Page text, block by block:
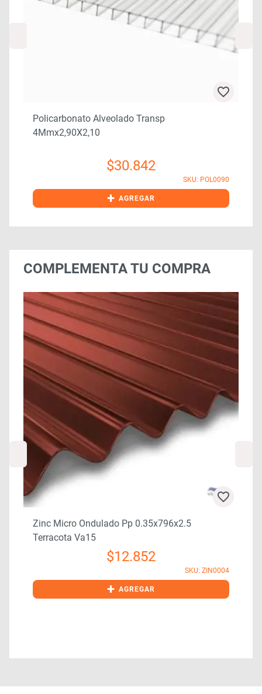
Policarbonato Alveolado Transp
4Mmx2,90X2,10
$30.842
SKU: POL0090
+ AGREGAR
COMPLEMENTA TU COMPRA
Zinc Micro Ondulado Pp 0.35x796x2.5
Terracota Va15
$12.852
SKU: ZIN0004
+ AGREGAR